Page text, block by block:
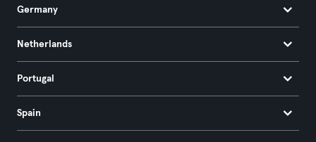
Germany
Netherlands
Portugal
Spain